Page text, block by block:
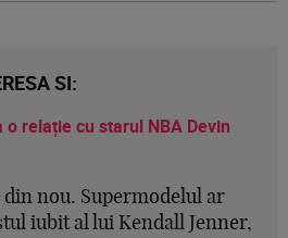
SI:
din nou. Supermodelul ar
iubit al lui Kendall Jenner,